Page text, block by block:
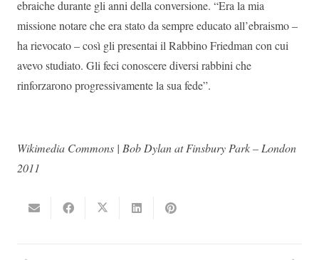
ebraiche durante gli anni della conversione. “Era la mia
missione notare che era stato da sempre educato all’ebraismo –
ha rievocato – così gli presentai il Rabbino Friedman con cui
avevo studiato. Gli feci conoscere diversi rabbini che
rinforzarono progressivamente la sua fede”.
Wikimedia Commons | Bob Dylan at Finsbury Park – London
2011